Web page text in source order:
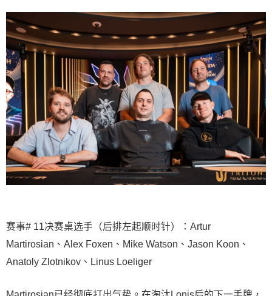
赛事# 11决赛桌选手（后排左起顺时针）：Artur
Martirosian、Alex Foxen、Mike Watson、Jason Koon、
Anatoly Zlotnikov、Linus Loeliger